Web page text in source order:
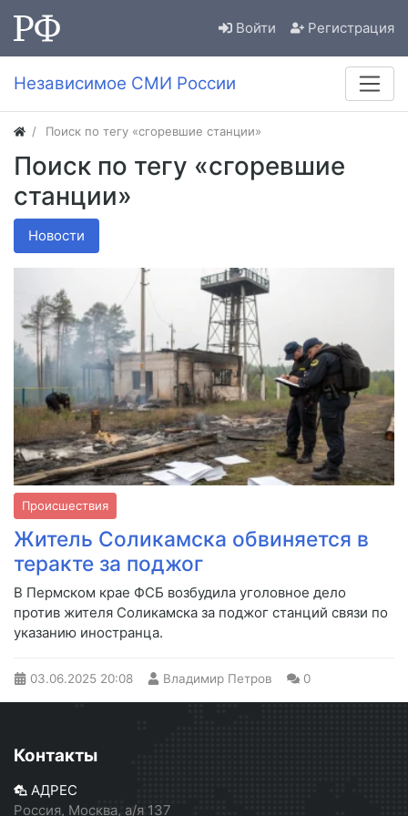
Войти Регистрация
Независимое СМИ России
Поиск по тегу «сгоревшие станции»
Поиск по тегу «сгоревшие
станции»
Новости
Происшествия
Житель Соликамска обвиняется в
теракте за поджог
В Пермском крае ФСБ возбудила уголовное дело
против жителя Соликамска за поджог станций связи по
указанию иностранца.
03.06.2025 20:08 Владимир Петров 0
Контакты
АДРЕС
Россия, Москва, а/я 137